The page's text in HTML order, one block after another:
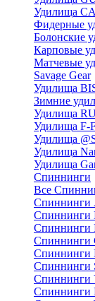
Удилища
Фидерные
Болонские
Карповые
Матчевые
Savage Gear
Удилища
Зимние
Удилища
Удилища F-
Удилища
Удилища
Удилища
Спиннинги
Все
Спиннинги
Спиннинги
Спиннинги
Спиннинги
Спиннинги
Спиннинги
Спиннинги
Спиннинги